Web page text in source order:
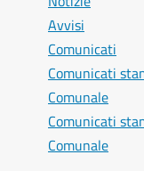
Avvisi
Comunicati
Comunicati
Comunale
Comunicati
Comunale